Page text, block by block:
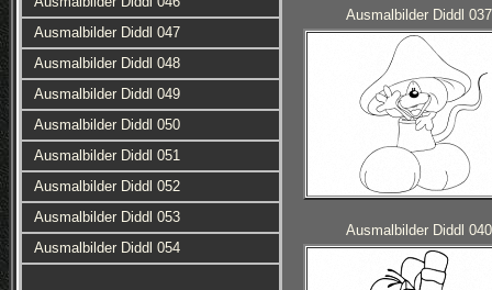
Ausmalbilder Diddl 047
Ausmalbilder Diddl 048
Ausmalbilder Diddl 049
Ausmalbilder Diddl 050
Ausmalbilder Diddl 051
Ausmalbilder Diddl 052
Ausmalbilder Diddl 053
Ausmalbilder Diddl 054
Ausmalbilder Diddl 037
Ausmalbilder Diddl 040